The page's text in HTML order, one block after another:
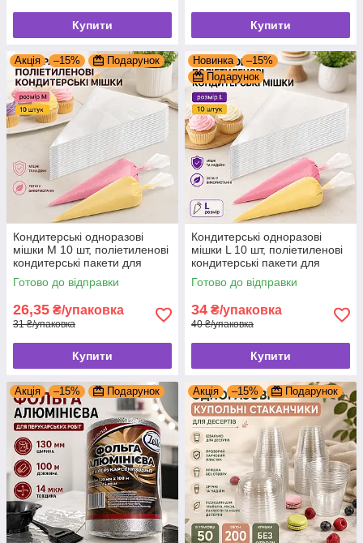
Купити Купити
Акція –15% Подарунок
Кондитерські одноразові
мішки М 10 шт, поліетиленові
кондитерські пакети для
десертів
Готово до відправки
26,35 ₴/упаковка
31 ₴/упаковка
Купити
Новинка
–15%
Подарунок
Кондитерські одноразові
мішки L 10 шт, поліетиленові
кондитерські пакети для
десертів
Готово до відправки
34 ₴/упаковка
40 ₴/упаковка
Купити
Акція –15% Подарунок Акція –15% Подарунок